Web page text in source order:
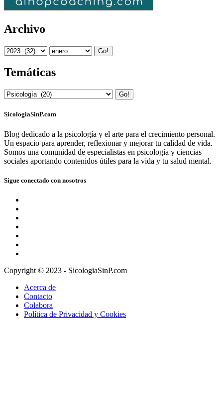
Archivo
Go!
Temáticas
Go!
SicologiaSinP.com
Blog dedicado a la psicología y el arte para el crecimiento personal.
Un espacio para aprender, reflexionar y mejorar tu calidad de vida.
Somos una comunidad de especialistas en psicología y ciencias
sociales aportando contenidos útiles para la vida y tu salud mental.
Sigue conectado con nosotros
Copyright © 2023 - SicologiaSinP.com
Acerca de
Contacto
Colabora
Política de Privacidad y Cookies